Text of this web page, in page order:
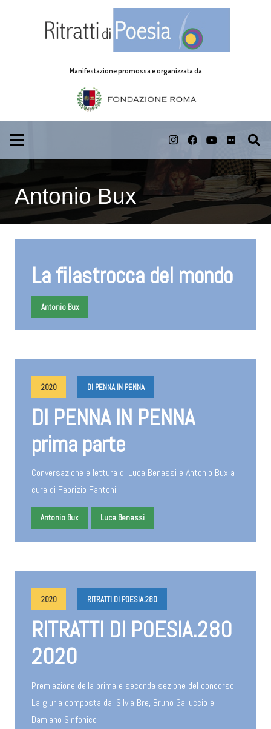
Manifestazione promossa e organizzata da
Antonio Bux
La filastrocca del mondo
Antonio Bux
2020 DI PENNA IN PENNA
DI PENNA IN PENNA
prima parte
Conversazione e lettura di Luca Benassi e Antonio Bux a
cura di Fabrizio Fantoni
Antonio Bux Luca Benassi
2020 RITRATTI DI POESIA.280
RITRATTI DI POESIA.280
2020
Premiazione della prima e seconda sezione del concorso.
La giuria composta da: Silvia Bre, Bruno Galluccio e
Damiano Sinfonico